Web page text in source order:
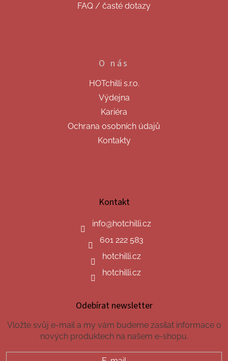
FAQ / časté dotazy
O nás
HOTchilli s.r.o.
Výdejna
Kariéra
Ochrana osobních údajů
Kontakty
Kontakt
info@hotchilli.cz
601 222 583
hotchilli.cz
hotchilli.cz
Odebírat newsletter
Vložte svůj e-mail a my vám budeme zasílat informace o
nových produktech na našem e-shopu.